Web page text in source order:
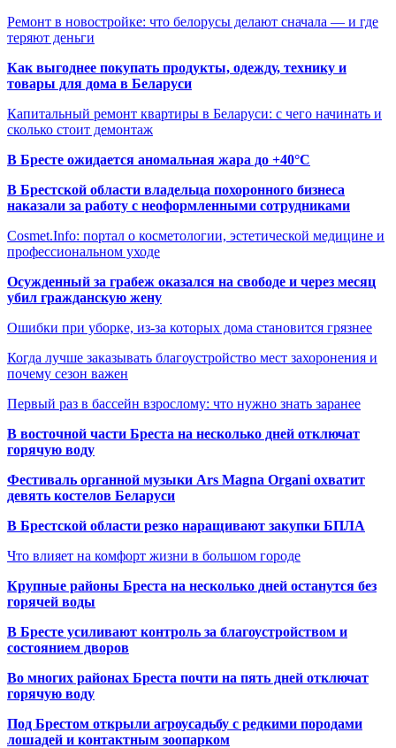
Ремонт в новостройке: что белорусы делают сначала — и где
теряют деньги
Как выгоднее покупать продукты, одежду, технику и
товары для дома в Беларуси
Капитальный ремонт квартиры в Беларуси: с чего начинать и
сколько стоит демонтаж
В Бресте ожидается аномальная жара до +40°C
В Брестской области владельца похоронного бизнеса
наказали за работу с неоформленными сотрудниками
Cosmet.Info: портал о косметологии, эстетической медицине и
профессиональном уходе
Осужденный за грабеж оказался на свободе и через месяц
убил гражданскую жену
Ошибки при уборке, из-за которых дома становится грязнее
Когда лучше заказывать благоустройство мест захоронения и
почему сезон важен
Первый раз в бассейн взрослому: что нужно знать заранее
В восточной части Бреста на несколько дней отключат
горячую воду
Фестиваль органной музыки Ars Magna Organi охватит
девять костелов Беларуси
В Брестской области резко наращивают закупки БПЛА
Что влияет на комфорт жизни в большом городе
Крупные районы Бреста на несколько дней останутся без
горячей воды
В Бресте усиливают контроль за благоустройством и
состоянием дворов
Во многих районах Бреста почти на пять дней отключат
горячую воду
Под Брестом открыли агроусадьбу с редкими породами
лошадей и контактным зоопарком